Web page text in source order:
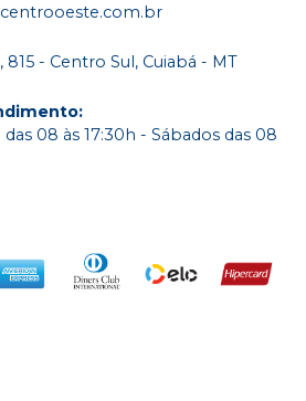
815 - Centro Sul, Cuiabá - MT
:
08 às 17:30h - Sábados das 08